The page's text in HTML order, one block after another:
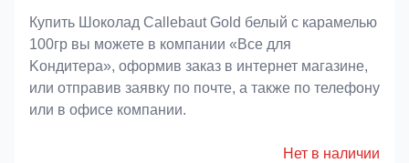
Купить Шоколад Callebaut Gold белый с карамелью
100гр вы можете в компании «Bce для
Koндитeрa», оформив заказ в интернет магазине,
или отправив заявку по почте, а также по телефону
или в офисе компании.
Нет в наличии